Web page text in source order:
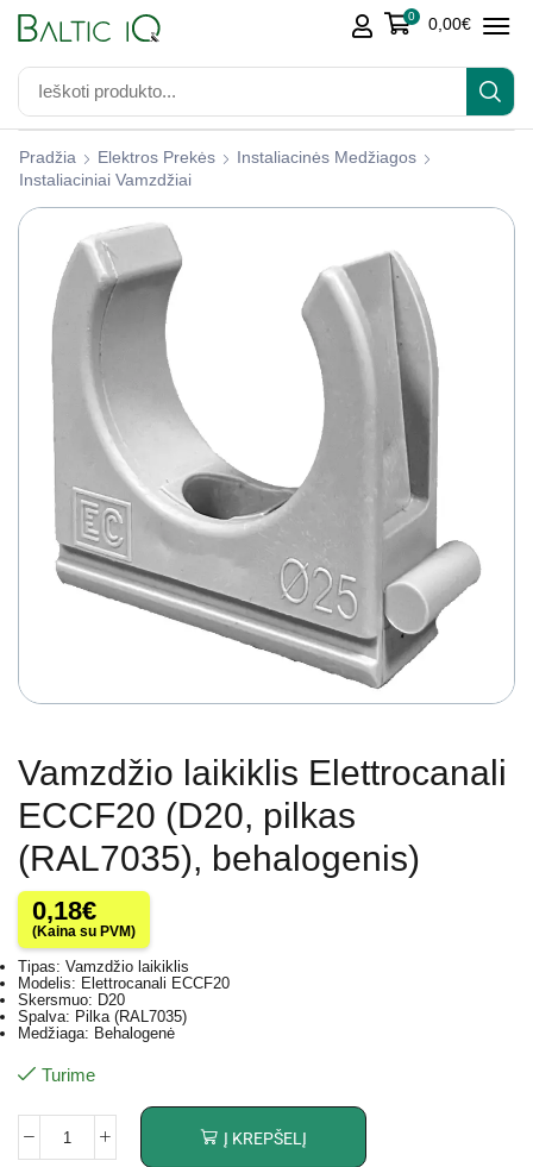
0 0,00€
Pradžia Elektros Prekės
Instaliacinės Medžiagos
Instaliaciniai Vamzdžiai
Vamzdžio laikiklis Elettrocanali
ECCF20 (D20, pilkas
(RAL7035), behalogenis)
0,18€
(Kaina su PVM)
Tipas: Vamzdžio laikiklis
Modelis: Elettrocanali ECCF20
Skersmuo: D20
Spalva: Pilka (RAL7035)
Medžiaga: Behalogenė
Turime
Į KREPŠELĮ